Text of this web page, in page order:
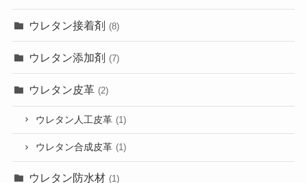
ウレタン接着剤 (8)
ウレタン添加剤 (7)
ウレタン皮革 (2)
ウレタン人工皮革 (1)
ウレタン合成皮革 (1)
ウレタン防水材 (1)